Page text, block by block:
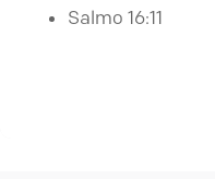
Salmo 16:11